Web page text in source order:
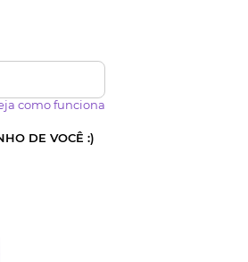
como funciona
DE VOCÊ :)